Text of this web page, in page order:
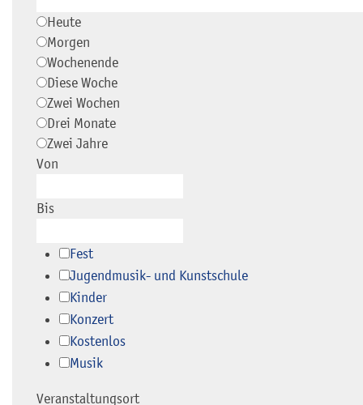
Heute
Morgen
Wochenende
Diese Woche
Zwei Wochen
Drei Monate
Zwei Jahre
Von
Bis
Fest
Jugendmusik- und Kunstschule
Kinder
Konzert
Kostenlos
Musik
Veranstaltungsort